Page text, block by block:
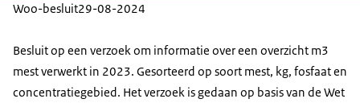
Woo-besluit29-08-2024
Besluit op een verzoek om informatie over een overzicht m3
mest verwerkt in 2023. Gesorteerd op soort mest, kg, fosfaat en
concentratiegebied. Het verzoek is gedaan op basis van de Wet